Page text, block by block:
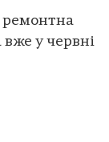
ремонтна
вже у червні